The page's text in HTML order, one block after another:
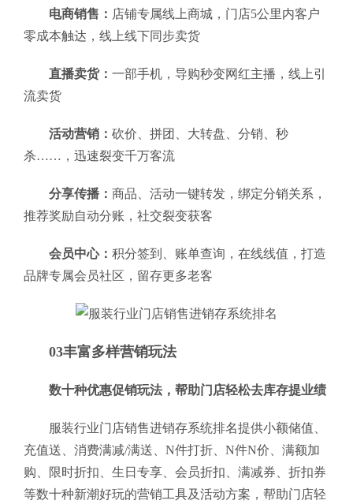
电商销售： 店铺专属线上商城，门店5公里内客户
零成本触达，线上线下同步卖货
直播卖货： 一部手机，导购秒变网红主播，线上引
流卖货
活动营销： 砍价、拼团、大转盘、分销、秒
杀……，迅速裂变千万客流
分享传播： 商品、活动一键转发，绑定分销关系，
推荐奖励自动分账，社交裂变获客
会员中心： 积分签到、账单查询，在线线值，打造
品牌专属会员社区，留存更多老客
03丰富多样营销玩法
数十种优惠促销玩法，帮助门店轻松去库存提业绩
服装行业门店销售进销存系统排名提供小额储值、
充值送、消费满减/满送、N件打折、N件N价、满额加
购、限时折扣、生日专享、会员折扣、满减券、折扣券
等数十种新潮好玩的营销工具及活动方案，帮助门店轻